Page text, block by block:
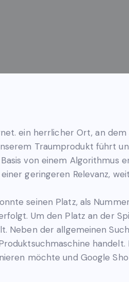
ein herrlicher Ort, an
Traumprodukt führt
von einem Algorithmus
geringeren Relevanz,
seinen Platz, als
Um den Platz an der
Neben der allgemeinen
handelt.
möchte und Google